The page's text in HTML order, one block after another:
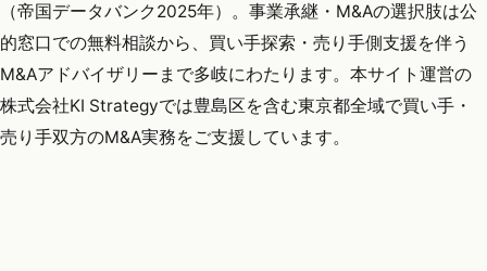
（帝国データバンク2025年）。事業承継・M&Aの選択肢は公
的窓口での無料相談から、買い手探索・売り手側支援を伴う
M&Aアドバイザリーまで多岐にわたります。本サイト運営の
株式会社KI Strategyでは豊島区を含む東京都全域で買い手・
売り手双方のM&A実務をご支援しています。